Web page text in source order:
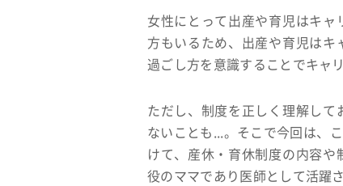
女性にとって出産や育児はキャ
方もいるため、出産や育児はキ
過ごし方を意識することでキャ
ただし、制度を正しく理解して
ないことも...。そこで今回は、
けて、産休・育休制度の内容
役のママであり医師として活躍